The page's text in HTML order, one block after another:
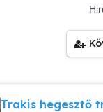
Trakis hegesztő